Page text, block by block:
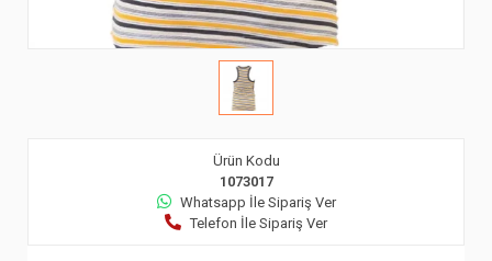
Ürün Kodu
1073017
Whatsapp İle Sipariş Ver
Telefon İle Sipariş Ver